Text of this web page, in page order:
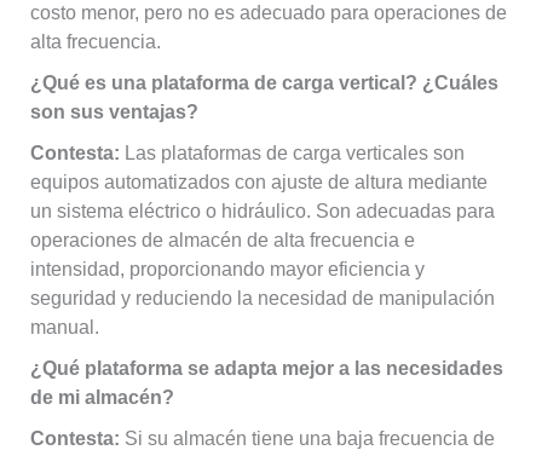
costo menor, pero no es adecuado para operaciones de
alta frecuencia.
¿Qué es una plataforma de carga vertical? ¿Cuáles
son sus ventajas?
Contesta: Las plataformas de carga verticales son
equipos automatizados con ajuste de altura mediante
un sistema eléctrico o hidráulico. Son adecuadas para
operaciones de almacén de alta frecuencia e
intensidad, proporcionando mayor eficiencia y
seguridad y reduciendo la necesidad de manipulación
manual.
¿Qué plataforma se adapta mejor a las necesidades
de mi almacén?
Contesta: Si su almacén tiene una baja frecuencia de